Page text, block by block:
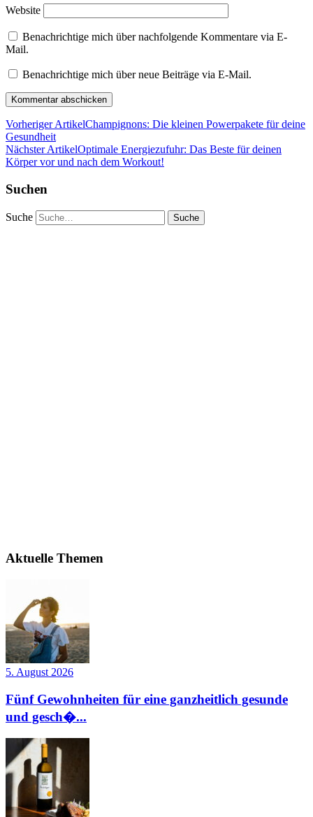
Website
Benachrichtige mich über nachfolgende Kommentare via E-
Mail.
Benachrichtige mich über neue Beiträge via E-Mail.
Vorheriger ArtikelChampignons: Die kleinen Powerpakete für deine
Gesundheit
Nächster ArtikelOptimale Energiezufuhr: Das Beste für deinen
Körper vor und nach dem Workout!
Suchen
Suche
Aktuelle Themen
5. August 2026
Fünf Gewohnheiten für eine ganzheitlich gesunde
und gesch�...